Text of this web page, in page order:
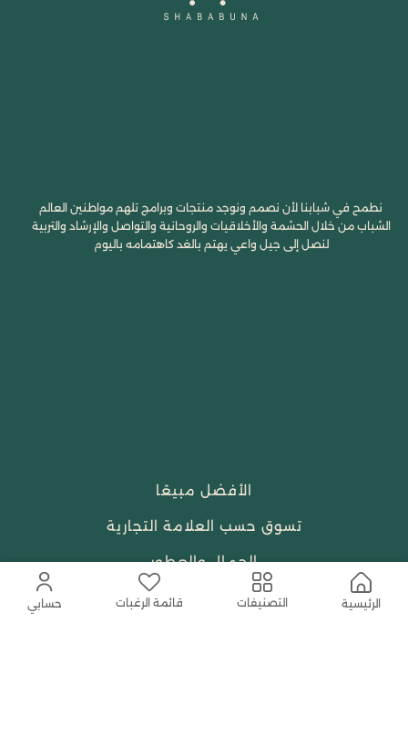
الرئيسية التصنيفات قائمة الرغبات حسابي
نطمح في شبابنا لأن نصمم ونوجد منتجات وبرامج تلهم مواطنين العالم
الشباب من خلال الحشمة والأخلاقيات والروحانية والتواصل والإرشاد والتربية
لنصل إلى جيل واعي يهتم بالغد كاهتمامه باليوم
الأفضل مبيعًا
تسوق حسب العلامة التجارية
الجمال والعطور
احتياجات العبادة